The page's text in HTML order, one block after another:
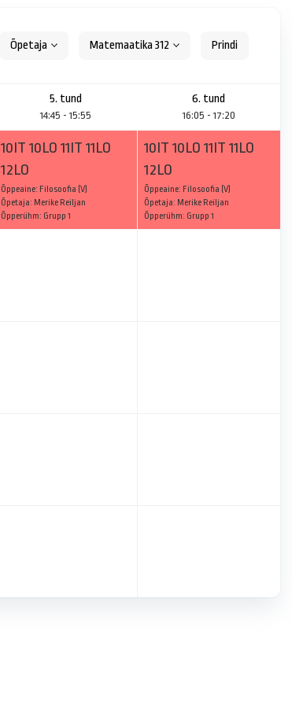
Õpetaja Matemaatika 312
5. tund
14:45 - 15:55
6. tund
16:05 - 17:20
10IT 10LO 11IT 11LO
12LO
Õppeaine: Filosoofia (V)
Õpetaja: Merike Reiljan
Õpperühm: Grupp 1
10IT 10LO 11IT 11LO
12LO
Õppeaine: Filosoofia (V)
Õpetaja: Merike Reiljan
Õpperühm: Grupp 1